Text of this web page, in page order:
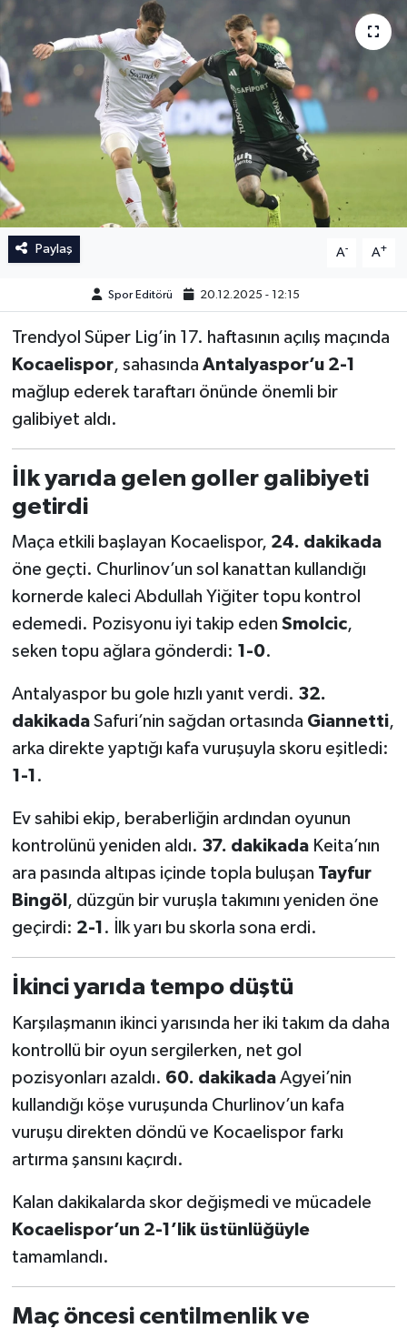
Paylaş A- A+
Spor Editörü 20.12.2025 - 12:15
Trendyol Süper Lig’in 17. haftasının açılış maçında
Kocaelispor, sahasında Antalyaspor’u 2-1
mağlup ederek taraftarı önünde önemli bir
galibiyet aldı.
İlk yarıda gelen goller galibiyeti
getirdi
Maça etkili başlayan Kocaelispor, 24. dakikada
öne geçti. Churlinov’un sol kanattan kullandığı
kornerde kaleci Abdullah Yiğiter topu kontrol
edemedi. Pozisyonu iyi takip eden Smolcic,
seken topu ağlara gönderdi: 1-0.
Antalyaspor bu gole hızlı yanıt verdi. 32.
dakikadaSafuri’nin sağdan ortasında Giannetti,
arka direkte yaptığı kafa vuruşuyla skoru eşitledi:
1-1 .
Ev sahibi ekip, beraberliğin ardından oyunun
kontrolünü yeniden aldı. 37. dakikadaKeita’nın
ara pasında altıpas içinde topla buluşan Tayfur
Bingöl , düzgün bir vuruşla takımını yeniden öne
geçirdi: 2-1 . İlk yarı bu skorla sona erdi.
İkinci yarıda tempo düştü
Karşılaşmanın ikinci yarısında her iki takım da daha
kontrollü bir oyun sergilerken, net gol
pozisyonları azaldı. 60. dakikadaAgyei’nin
kullandığı köşe vuruşunda Churlinov’un kafa
vuruşu direkten döndü ve Kocaelispor farkı
artırma şansını kaçırdı.
Kalan dakikalarda skor değişmedi ve mücadele
Kocaelispor’un 2-1’lik üstünlüğüyle
tamamlandı.
Maç öncesi centilmenlik ve
İngiltere Premier Lig
Almanya Bundesliga
La Liga
İngiltere Premier Lig
La Liga
Almanya Bundesliga
Fransa Ligue 1
Eredevise
Portekiz Ligi
TFF 1.Lig
Diğer Futbol Ligleri
Türkiye Basketbol Ligi
Kadınlar Basketbol Ligi
Diğer Basketbol Ligleri
Formula 1
At Yarışı
Boks
Güreş
Halter
Motor Sporları
Diğer Spor Dalları
Futbolcular